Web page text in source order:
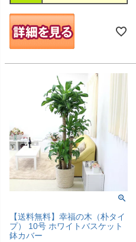
【送料無料】幸福の木（朴タイ
プ） 10号 ホワイトバスケット
鉢カバー